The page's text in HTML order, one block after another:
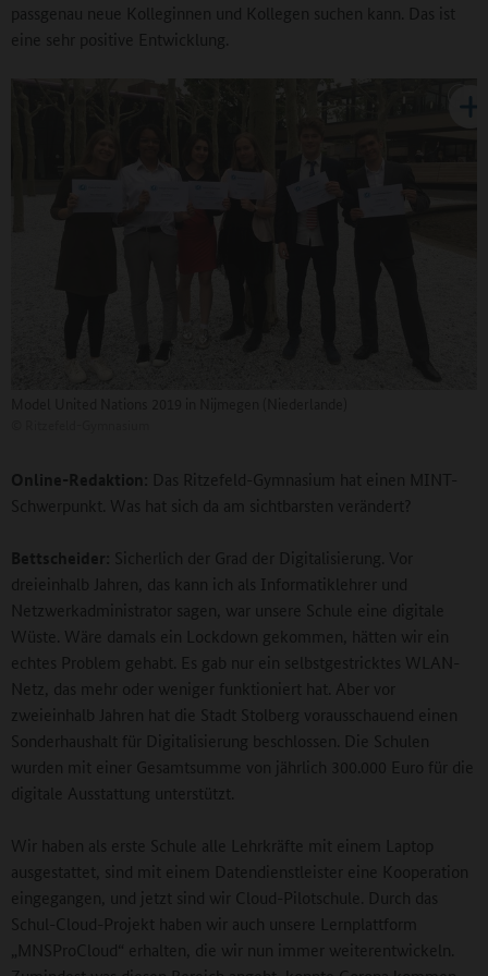
passgenau neue Kolleginnen und Kollegen suchen kann. Das ist
eine sehr positive Entwicklung.
Online-Redaktion: Das Ritzefeld-Gymnasium hat einen MINT-
Schwerpunkt. Was hat sich da am sichtbarsten verändert?
Bettscheider:
Sicherlich der Grad der Digitalisierung. Vor
dreieinhalb Jahren, das kann ich als Informatiklehrer und
Netzwerkadministrator sagen, war unsere Schule eine digitale
Wüste. Wäre damals ein Lockdown gekommen, hätten wir ein
echtes Problem gehabt. Es gab nur ein selbstgestricktes WLAN-
Netz, das mehr oder weniger funktioniert hat. Aber vor
zweieinhalb Jahren hat die Stadt Stolberg vorausschauend einen
Sonderhaushalt für Digitalisierung beschlossen. Die Schulen
wurden mit einer Gesamtsumme von jährlich 300.000 Euro für die
digitale Ausstattung unterstützt.
Wir haben als erste Schule alle Lehrkräfte mit einem Laptop
ausgestattet, sind mit einem Datendienstleister eine Kooperation
eingegangen, und jetzt sind wir Cloud-Pilotschule. Durch das
Schul-Cloud-Projekt haben wir auch unsere Lernplattform
„MNSProCloud“ erhalten, die wir nun immer weiterentwickeln.